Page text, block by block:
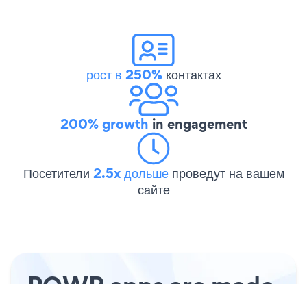
рост в 250%контактах
200% growth in engagement
Посетители 2.5x дольше проведут на вашем
сайте